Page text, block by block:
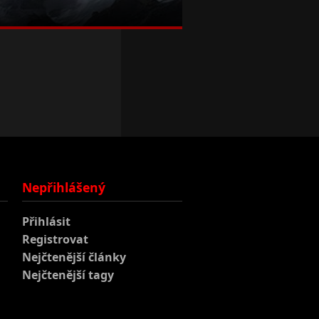
Nepřihlášený
Přihlásit
Registrovat
Nejčtenější články
Nejčtenější tagy